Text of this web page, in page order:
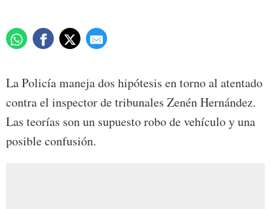
La Policía maneja dos hipótesis en torno al atentado
contra el inspector de tribunales Zenén Hernández.
Las teorías son un supuesto robo de vehículo y una
posible confusión.